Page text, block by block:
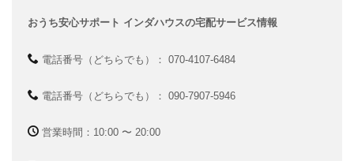
おうち安心サポート インダハウスの宅配サービス情報
電話番号（どちらでも）： 070-4107-6484
電話番号（どちらでも）： 090-7907-5946
営業時間：10:00 〜 20:00